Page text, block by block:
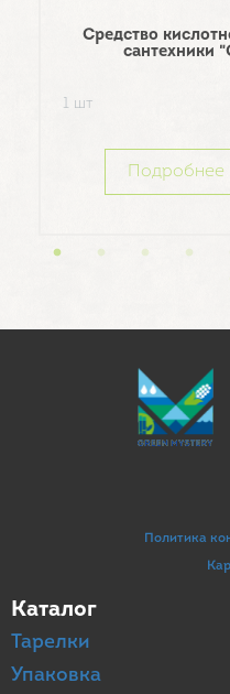
Средство
сантехники
1 шт
Подробнее
Политика
Каталог
Тарелки
Упаковка